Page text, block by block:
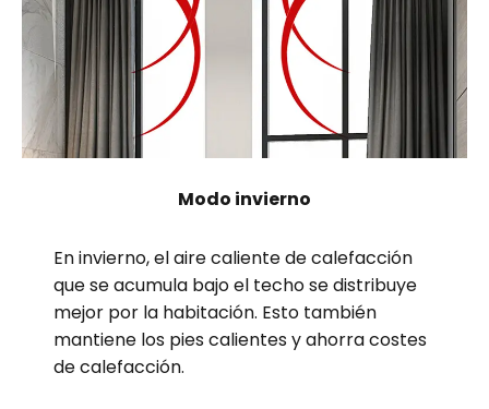
Modo invierno
En invierno, el aire caliente de calefacción
que se acumula bajo el techo se distribuye
mejor por la habitación. Esto también
mantiene los pies calientes y ahorra costes
de calefacción.